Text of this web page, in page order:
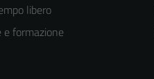
libero
e formazione